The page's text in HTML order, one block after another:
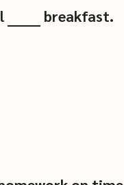
breakfast.